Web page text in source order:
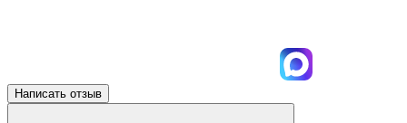
Написать отзыв